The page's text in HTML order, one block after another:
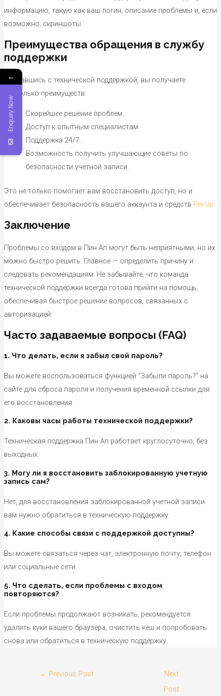
информацию, такую как ваш логин, описание проблемы и, если
возможно, скриншоты.
Преимущества обращения в службу
поддержки
Связавшись с технической поддержкой, вы получаете
несколько преимуществ:
Скорейшее решение проблем.
Доступ к опытным специалистам.
Поддержка 24/7.
Возможность получить улучшающие советы по
безопасности учетной записи.
Это не только помогает вам восстановить доступ, но и
обеспечивает безопасность вашего аккаунта и средств Pin-Up.
Заключение
Проблемы со входом в Пин Ап могут быть неприятными, но их
можно быстро решить. Главное — определить причину и
следовать рекомендациям. Не забывайте, что команда
технической поддержки всегда готова прийти на помощь,
обеспечивая быстрое решение вопросов, связанных с
авторизацией.
Часто задаваемые вопросы (FAQ)
1. Что делать, если я забыл свой пароль?
Вы можете воспользоваться функцией “Забыли пароль?” на
сайте для сброса пароля и получения временной ссылки для
его восстановления.
2. Каковы часы работы технической поддержки?
Техническая поддержка Пин Ап работает круглосуточно, без
выходных.
3. Могу ли я восстановить заблокированную учетную
запись сам?
Нет, для восстановления заблокированной учетной записи
вам нужно обратиться в техническую поддержку.
4. Какие способы связи с поддержкой доступны?
Вы можете связаться через чат, электронную почту, телефон
или социальные сети.
5. Что сделать, если проблемы с входом
повторяются?
Если проблемы продолжают возникать, рекомендуется
удалить куки вашего браузера, очистить кеш и попробовать
снова или обратиться в техническую поддержку.
← Previous Post
Next
Post
←
Enquiry Now